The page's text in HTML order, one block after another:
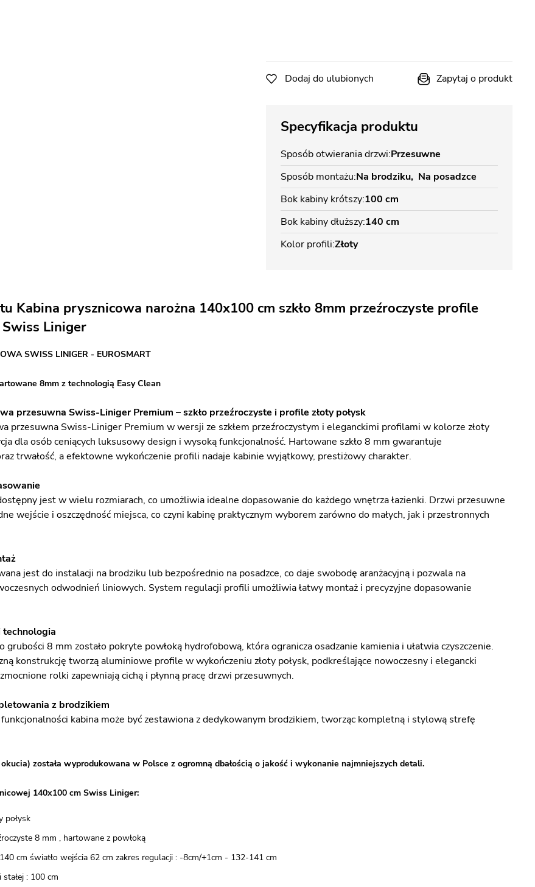
Dodaj do ulubionych Zapytaj o produkt
Specyfikacja produktu
Sposób otwierania drzwi Przesuwne
Sposób montażu Na brodziku Na posadzce
Bok kabiny krótszy 100 cm
Bok kabiny dłuższy 140 cm
Kolor profili Złoty
Kabina prysznicowa narożna 140x100 cm szkło 8mm przeźroczyste profile
Swiss Liniger
SWISS LINIGER - EUROSMART
8mm z technologią Easy Clean
przesuwna Swiss-Liniger Premium – szkło przeźroczyste i profile złoty połysk
przesuwna Swiss-Liniger Premium w wersji ze szkłem przeźroczystym i eleganckimi profilami w kolorze złoty
dla osób ceniących luksusowy design i wysoką funkcjonalność. Hartowane szkło 8 mm gwarantuje
trwałość, a efektowne wykończenie profili nadaje kabinie wyjątkowy, prestiżowy charakter.
jest w wielu rozmiarach, co umożliwia idealne dopasowanie do każdego wnętrza łazienki. Drzwi przesuwne
wejście i oszczędność miejsca, co czyni kabinę praktycznym wyborem zarówno do małych, jak i przestronnych
jest do instalacji na brodziku lub bezpośrednio na posadzce, co daje swobodę aranżacyjną i pozwala na
odwodnień liniowych. System regulacji profili umożliwia łatwy montaż i precyzyjne dopasowanie
technologia
grubości 8 mm zostało pokryte powłoką hydrofobową, która ogranicza osadzanie kamienia i ułatwia czyszczenie.
konstrukcję tworzą aluminiowe profile w wykończeniu złoty połysk, podkreślające nowoczesny i elegancki
rolki zapewniają cichą i płynną pracę drzwi przesuwnych.
z brodzikiem
kabina może być zestawiona z dedykowanym brodzikiem, tworząc kompletną i stylową strefę
okucia) została wyprodukowana w Polsce z ogromną dbałością o jakość i wykonanie najmniejszych detali.
140x100 cm Swiss Liniger:
połysk
8 mm , hartowane z powłoką
cm światło wejścia 62 cm zakres regulacji : -8cm/+1cm - 132-141 cm
: 100 cm